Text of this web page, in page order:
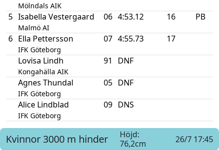
Mölndals AIK
5 Isabella Vestergaard
Malmö AI
06 4:53.12 16 PB
6 Ella Pettersson
IFK Göteborg
07 4:55.73 17
Lovisa Lindh
Kongahälla AIK
91 DNF
Agnes Thundal
IFK Göteborg
05 DNF
Alice Lindblad
IFK Göteborg
09 DNS
Kvinnor 3000 m hinder
Höjd:
76,2cm
26/7 17:45